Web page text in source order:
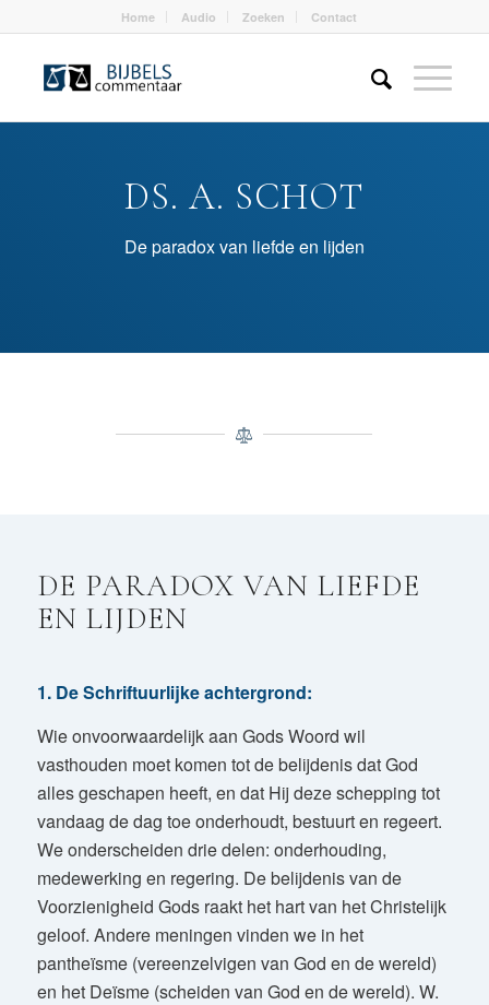
Home Audio Zoeken Contact
DS. A. SCHOT
De paradox van liefde en lijden
DE PARADOX VAN LIEFDE
EN LIJDEN
1. De Schriftuurlijke achtergrond:
Wie onvoorwaardelijk aan Gods Woord wil
vasthouden moet komen tot de belijdenis dat God
alles geschapen heeft, en dat Hij deze schepping tot
vandaag de dag toe onderhoudt, bestuurt en regeert.
We onderscheiden drie delen: onderhouding,
medewerking en regering. De belijdenis van de
Voorzienigheid Gods raakt het hart van het Christelijk
geloof. Andere meningen vinden we in het
pantheïsme (vereenzelvigen van God en de wereld)
en het Deïsme (scheiden van God en de wereld). W.